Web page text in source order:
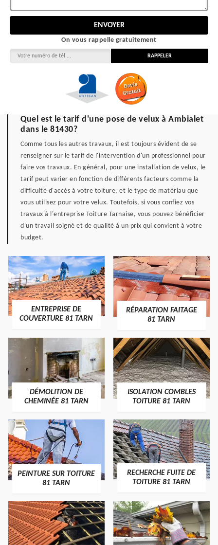
On vous rappelle gratuitement
Quel est le tarif d'une pose de velux à Ambialet
dans le 81430?
Comme tous les autres travaux, il est toujours évident de se
renseigner sur le tarif de l'intervention d'un professionnel pour
faire vos travaux. En général, pour une installation de velux, le
tarif peut varier en fonction de différents facteurs comme la
difficulté d'accès à votre toiture, et le type de matériau que
vous utilisez pour votre velux. Toutefois, si vous confiez vos
travaux à l'entreprise Toiture Tarnaise, vous pouvez bénéficier
d'un travail soigné et de qualité à un prix qui convient à votre
budget.
ENTREPRISE DE
COUVERTURE 81 TARN
RÉPARATION FAITAGE
81 TARN
DÉMOLITION DE
CHEMINÉE 81 TARN
ISOLATION COMBLES
TOITURE 81 TARN
PEINTURE SUR TOITURE
81 TARN
RECHERCHE FUITE DE
TOITURE 81 TARN